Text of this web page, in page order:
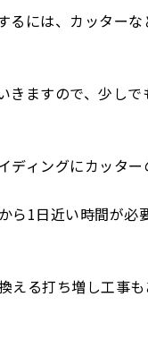
には、カッター
ますので、少し
ィングにカッタ
1日近い時間が必
える打ち増し工事